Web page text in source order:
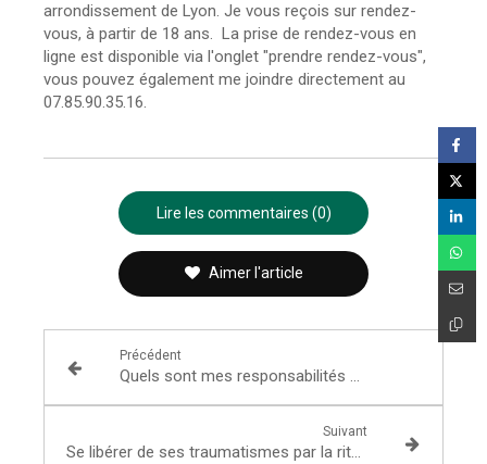
arrondissement de Lyon. Je vous reçois sur rendez-
vous, à partir de 18 ans. La prise de rendez-vous en
ligne est disponible via l'onglet "prendre rendez-vous",
vous pouvez également me joindre directement au
07.85.90.35.16.
Lire les commentaires (0)
Aimer l'article
Précédent
Quels sont mes responsabilités en tant qu'hypnothérapeute ?
Suivant
Se libérer de ses traumatismes par la ritmo à Lyon 2